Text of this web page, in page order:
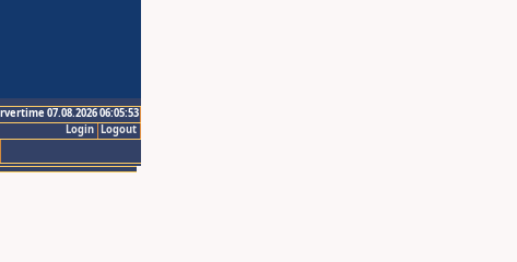
07.08.2026 06:05:53
Logout
Login